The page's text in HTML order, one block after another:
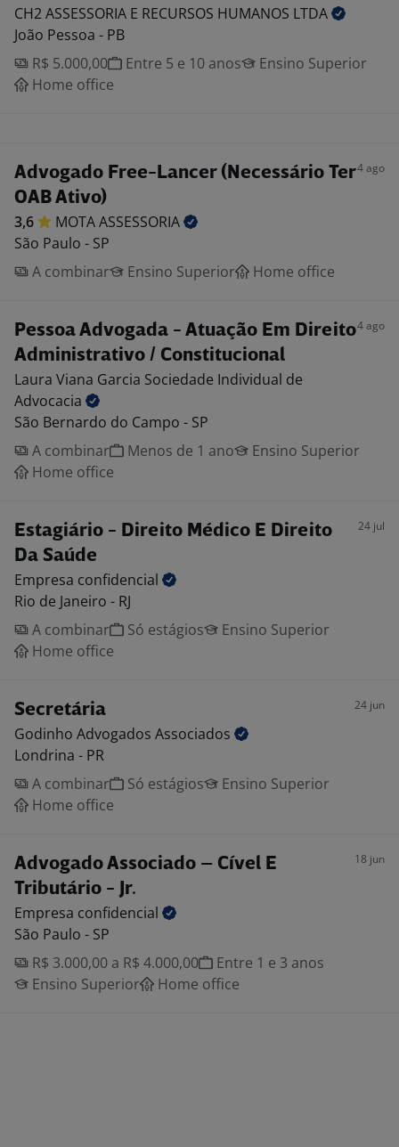
CH2 ASSESSORIA E RECURSOS HUMANOS LTDA
João Pessoa - PB
R$ 5.000,00
Entre 5 e 10 anos
Ensino Superior
Home office
Advogado Free-Lancer (Necessário Ter
OAB Ativo)
4 ago
3,6 MOTAASSESSORIA
São Paulo - SP
A combinar
Ensino Superior Home office
Pessoa Advogada - Atuação Em Direito
Administrativo / Constitucional
4 ago
Laura Viana Garcia Sociedade Individual de
Advocacia
São Bernardo do Campo - SP
A combinar
Menos de 1 ano
Ensino Superior
Home office
Estagiário - Direito Médico E Direito
Da Saúde
24 jul
Empresa confidencial
Rio de Janeiro - RJ
A combinar
Só estágios
Ensino Superior
Home office
Secretária 24 jun
Godinho Advogados Associados
Londrina - PR
A combinar
Só estágios
Ensino Superior
Home office
Advogado Associado – Cível E
Tributário - Jr.
18 jun
Empresa confidencial
São Paulo - SP
R$ 3.000,00 a R$ 4.000,00
Entre 1 e 3 anos
Ensino Superior
Home office